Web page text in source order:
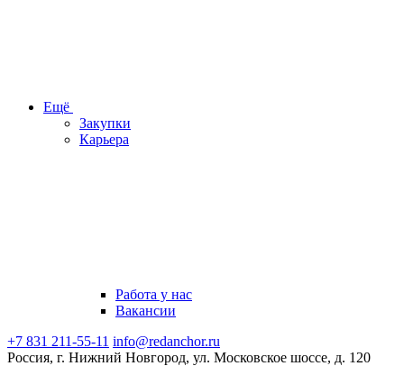
Ещё
Закупки
Карьера
Работа у нас
Вакансии
+7 831 211-55-11 info@redanchor.ru
Россия, г. Нижний Новгород, ул. Московское шоссе, д. 120